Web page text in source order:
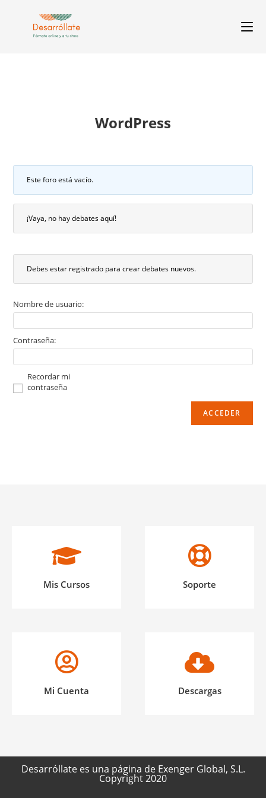
WordPress
Este foro está vacío.
¡Vaya, no hay debates aquí!
Debes estar registrado para crear debates nuevos.
Nombre de usuario:
Contraseña:
Recordar mi
contraseña
ACCEDER
Mis Cursos Soporte
Mi Cuenta Descargas
Desarróllate es una página de Exenger Global, S.L.
Copyright 2020